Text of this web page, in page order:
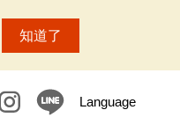
知道了
Language